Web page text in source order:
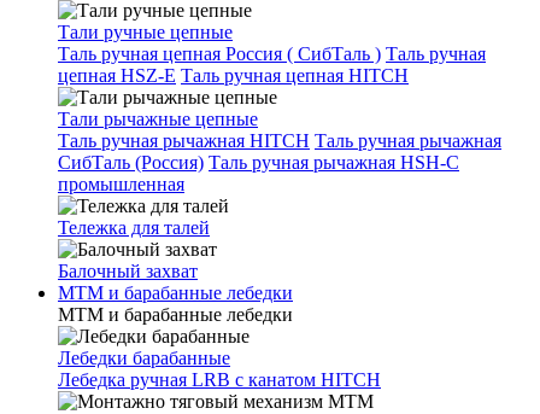
Тали ручные цепные
Таль ручная цепная Россия ( СибТаль ) Таль ручная
цепная HSZ-E Таль ручная цепная HITCH
Тали рычажные цепные
Таль ручная рычажная HITCH Таль ручная рычажная
СибТаль (Россия) Таль ручная рычажная HSH-C
промышленная
Тележка для талей
Балочный захват
МТМ и барабанные лебедки
МТМ и барабанные лебедки
Лебедки барабанные
Лебедка ручная LRB с канатом HITCH